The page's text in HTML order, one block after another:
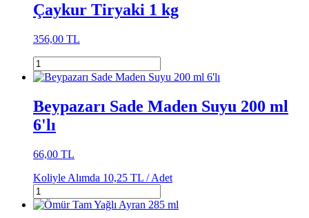
Çaykur Tiryaki 1 kg
356,00 TL
Beypazarı Sade Maden Suyu 200 ml
6'lı
66,00 TL
Koliyle Alımda 10,25 TL /Adet